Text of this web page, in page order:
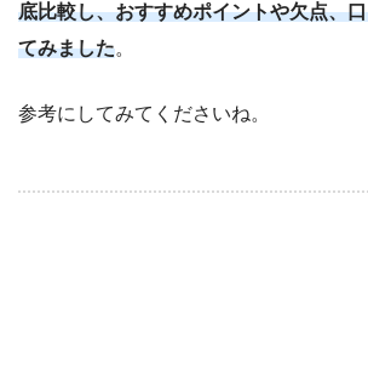
底比較し、おすすめポイントや欠点、
てみました。
参考にしてみてくださいね。